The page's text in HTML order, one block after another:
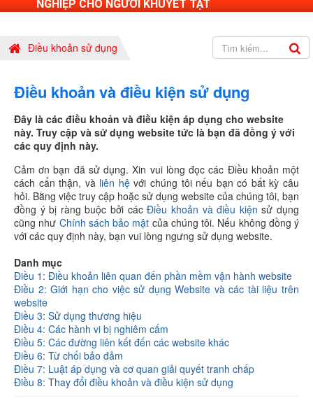
NGHIỆP CHO NGƯỜI KHUYẾT TẬT
Điều khoản sử dụng
Điều khoản và điều kiện sử dụng
Đây là các điều khoản và điều kiện áp dụng cho website
này. Truy cập và sử dụng website tức là bạn đã đồng ý với
các quy định này.
Cảm ơn bạn đã sử dụng. Xin vui lòng đọc các Điều khoản một
cách cẩn thận, và liên hệvới chúng tôi nếu bạn có bất kỳ câu
hỏi. Bằng việc truy cập hoặc sử dụng website của chúng tôi, bạn
đồng ý bị ràng buộc bởi cácĐiều khoản và điều kiện sử dụng
cũng như Chính sách bảo mật của chúng tôi. Nếu không đồng ý
với các quy định này, bạn vui lòng ngưng sử dụng website.
Danh mục
Điều 1: Điều khoản liên quan đến phần mềm vận hành website
Điều 2: Giới hạn cho việc sử dụng Website và các tài liệu trên
website
Điều 3: Sử dụng thương hiệu
Điều 4: Các hành vi bị nghiêm cấm
Điều 5: Các đường liên kết đến các website khác
Điều 6: Từ chối bảo đảm
Điều 7: Luật áp dụng và cơ quan giải quyết tranh chấp
Điều 8: Thay đổi điều khoản và điều kiện sử dụng